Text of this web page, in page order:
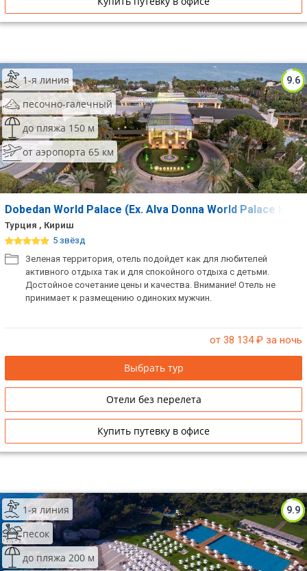
9.6
1-я линия
песочно-галечный
до пляжа 150 м
от аэропорта 65 км
Dobedan World Palace (Eх. Alva Donna World Palace
Турция , Кириш
5 звёзд
Зеленая территория, отель подойдет как для любителей
активного отдыха так и для спокойного отдыха с детьми.
Достойное сочетание цены и качества. Внимание! Отель не
принимает к размещению одиноких мужчин.
от 38 134₽ за ночь
Выбрать тур
Отели без перелета
Купить путевку в офисе
9.9
1-я линия
песок
до пляжа 200 м